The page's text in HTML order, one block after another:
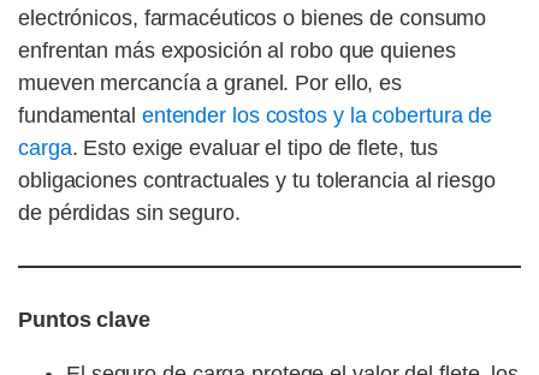
electrónicos, farmacéuticos o bienes de consumo
enfrentan más exposición al robo que quienes
mueven mercancía a granel. Por ello, es
fundamental entender los costos y la cobertura de
carga. Esto exige evaluar el tipo de flete, tus
obligaciones contractuales y tu tolerancia al riesgo
de pérdidas sin seguro.
Puntos clave